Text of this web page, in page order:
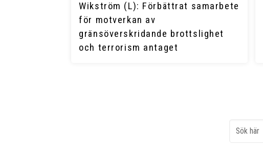
Wikström (L): Förbättrat samarbete
för motverkan av
gränsöverskridande brottslighet
och terrorism antaget